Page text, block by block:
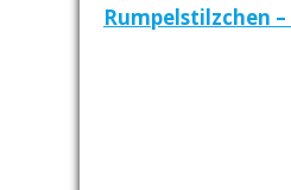
Rumpelstilzchen